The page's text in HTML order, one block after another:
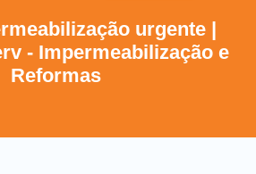
urgente |
- Impermeabilização e
Reformas